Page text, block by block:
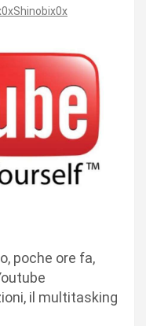
poche ore fa,
il multitasking